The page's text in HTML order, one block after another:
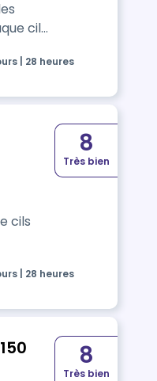
| 28 heures
cils
8
Très bien
| 28 heures
8
Très bien